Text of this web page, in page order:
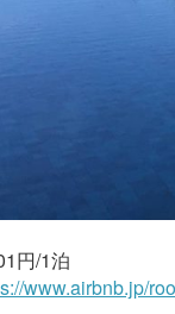
円/1泊
www.airbnb.jp/